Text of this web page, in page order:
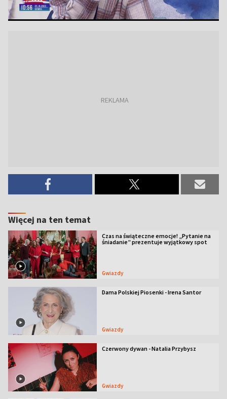
Więcej na ten temat
Czas na świąteczne emocje! „Pytanie na
śniadanie” prezentuje wyjątkowy spot
Gwiazdy
Dama Polskiej Piosenki - Irena Santor
Gwiazdy
Czerwony dywan - Natalia Przybysz
Gwiazdy